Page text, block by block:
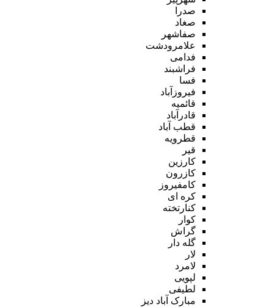
صدرا
صغاد
صفاشهر
علامرودشت
فدامی
فراشبند
فسا
فیروزآباد
قائمیه
قادرآباد
قطب آباد
قطرویه
قیر
کارزین
کازرون
کامفیروز
کره ای
کنارتخته
کوار
گراش
گله دار
لار
لامرد
لپویی
لطیفی
مبارک آباد دیز